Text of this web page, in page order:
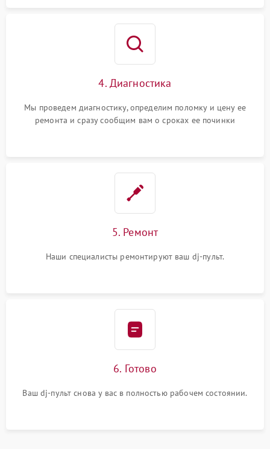
4. Диагностика
Мы проведем диагностику, определим поломку и цену ее
ремонта и сразу сообщим вам о сроках ее починки
5. Ремонт
Наши специалисты ремонтируют ваш dj-пульт.
6. Готово
Ваш dj-пульт снова у вас в полностью рабочем состоянии.